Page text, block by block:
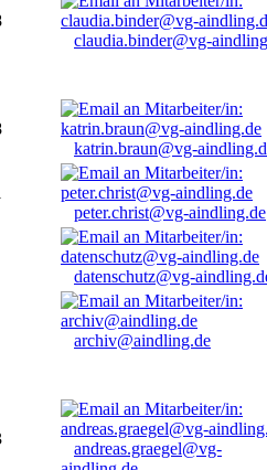
claudia.binder@vg-
katrin.braun@vg-
peter.christ@vg-aindling.de
datenschutz@vg-
archiv@aindling.de
andreas.graegel@vg-